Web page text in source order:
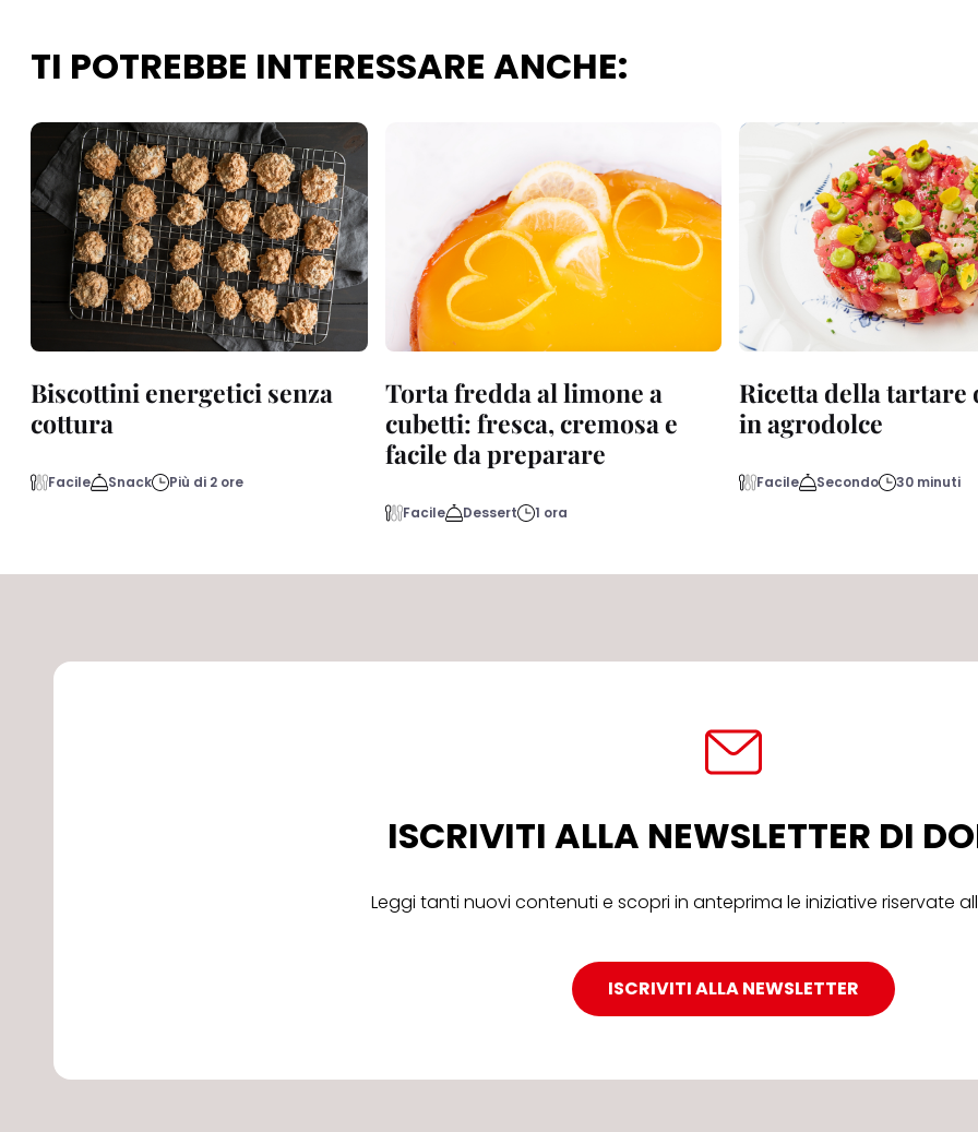
TI POTREBBE INTERESSARE ANCHE:
Biscottini energetici senza
cottura
Facile Snack Più di 2 ore
Torta fredda al limone a
cubetti: fresca, cremosa e
facile da preparare
Facile Dessert 1 ora
Ricetta della tartare
in agrodolce
Facile Secondo 30 minuti
ISCRIVITI ALLA NEWSLETTER DI
Leggi tanti nuovi contenuti e scopri in anteprima le iniziative riservate
ISCRIVITI ALLA NEWSLETTER